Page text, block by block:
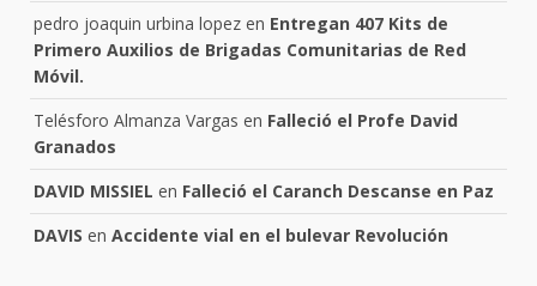
pedro joaquin urbina lopez en Entregan 407 Kits de
Primero Auxilios de Brigadas Comunitarias de Red
Móvil.
Telésforo Almanza Vargas en Falleció el Profe David
Granados
DAVID MISSIEL en Falleció el Caranch Descanse en Paz
DAVIS en Accidente vial en el bulevar Revolución